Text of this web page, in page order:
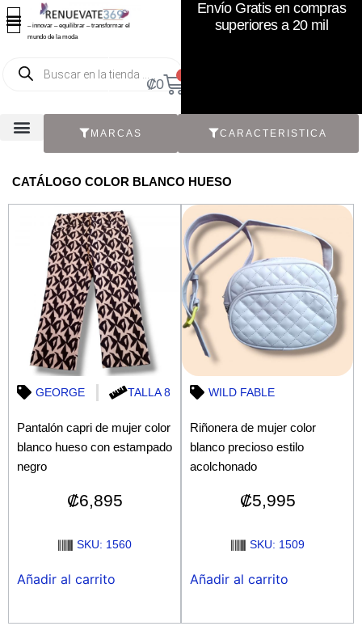
– innovar – equilibrar – transformar el
mundo de la moda
₡0
Envío Gratis en compras
superiores a 20 mil
MARCAS CARACTERISTICA
CATÁLOGO COLOR BLANCO HUESO
GEORGE TALLA 8
Pantalón capri de mujer color
blanco hueso con estampado
negro
₡6,895
SKU: 1560
Añadir al carrito
WILD FABLE
Riñonera de mujer color
blanco precioso estilo
acolchonado
₡5,995
SKU: 1509
Añadir al carrito